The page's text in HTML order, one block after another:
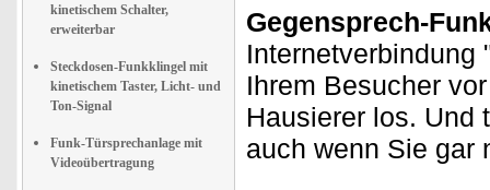
kinetischem Schalter,
erweiterbar
Steckdosen-Funkklingel mit
kinetischem Taster, Licht- und
Ton-Signal
Funk-Türsprechanlage mit
Videoübertragung
Gegensprech-
Internetverbindung
Ihrem Besucher
Hausierer los. Und
auch wenn Sie gar